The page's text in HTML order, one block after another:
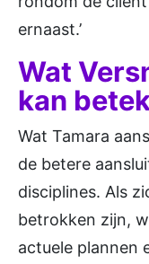
ernaast.’
Wat
kan
Wat Tamara
de betere
disciplines. Als
betrokken zijn,
actuele plannen